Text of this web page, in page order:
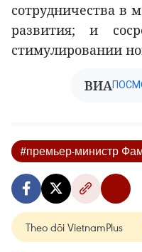
сотрудничества в
развития; и
стимулировании
ВИА
#премьер-министр
Theo dõi VietnamPlus